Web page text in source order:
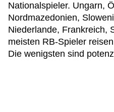
Nationalspieler. Ungarn,
Nordmazedonien,
Niederlande, Frankreich,
meisten RB-Spieler
Die wenigsten sind